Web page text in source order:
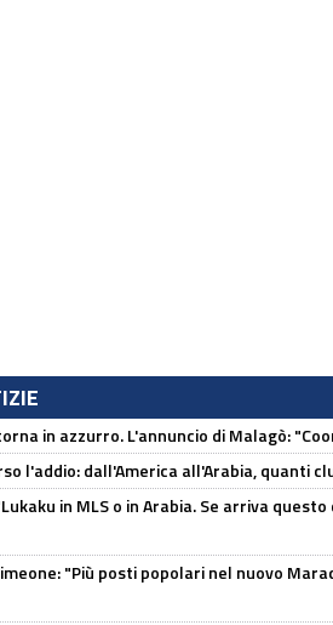
in azzurro. L'annuncio di Malagò:
l'addio: dall'America all'Arabia, quanti
in MLS o in Arabia. Se arriva
"Più posti popolari nel nuovo